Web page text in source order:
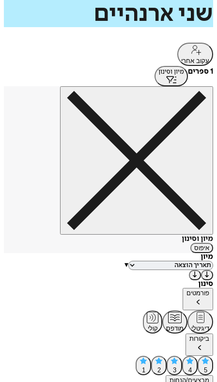
שני ארנהיים
עקוב אחרי
1 ספרים מיון וסינון
מיון וסינון
איפוס
מיון
▾
סינון
פורמטים
דיגיטלי מודפס
קולי
ביקורות
5
4
3
2
1
מבצעים/הנחות